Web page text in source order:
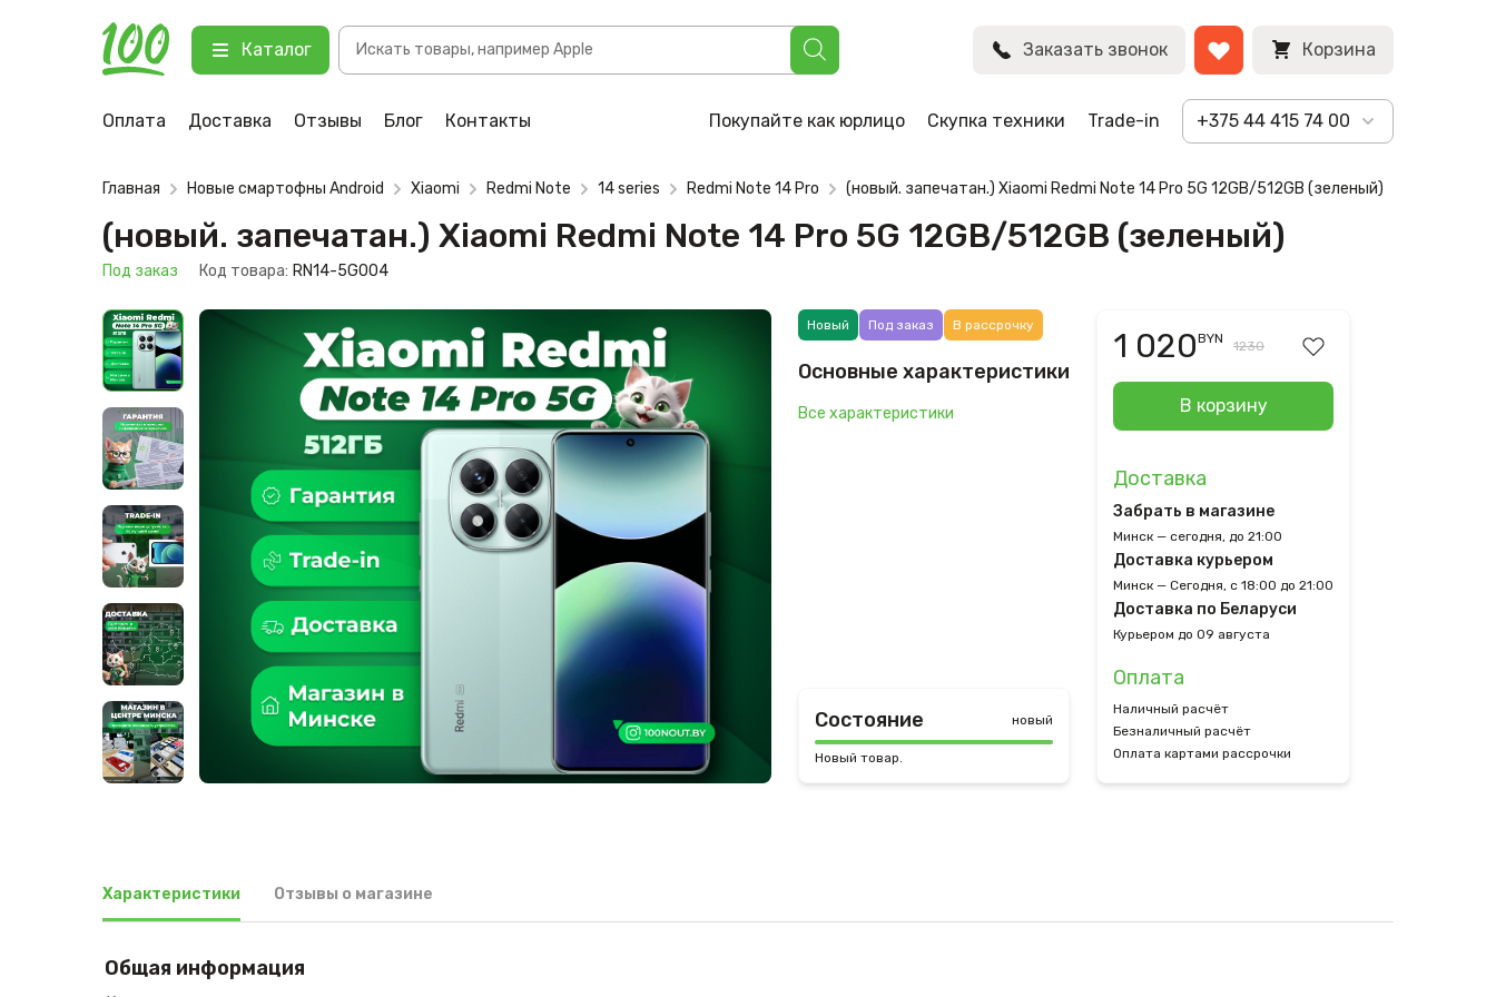
Каталог
Поиск
товаров
Заказать звонок Корзина
Оплата Доставка Отзывы Блог Контакты Покупайте как юрлицо Скупка техники Trade-in +375 44 415 74 00
(новый. запечатан.) Xiaomi Redmi Note 14 Pro 5G 12GB/512GB (зеленый)
123 Под заказ
BYN
Главная Новые смартофны Android Xiaomi Redmi Note 14 series Redmi Note 14 Pro (новый. запечатан.) Xiaomi Redmi Note 14 Pro 5G 12GB/512GB (зеленый)
(новый. запечатан.) Xiaomi Redmi Note 14 Pro 5G 12GB/512GB (зеленый)
Под заказ Код товара: RN14-5G004
Новый Под заказ В рассрочку
Основные характеристики
Все характеристики
Состояние новый
Новый товар.
1 020BYN 1230
В корзину
Доставка
Забрать в магазине
Минск — сегодня, до 21:00
Доставка курьером
Минск — Сегодня, с 18:00 до 21:00
Доставка по Беларуси
Курьером до 09 августа
Оплата
Наличный расчёт
Безналичный расчёт
Оплата картами рассрочки
Характеристики Отзывы о магазине
Общая информация